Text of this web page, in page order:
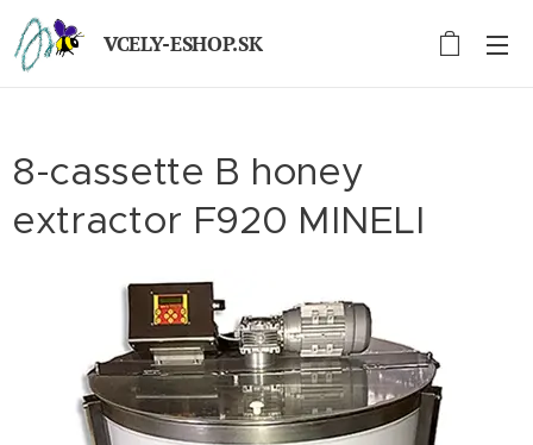
VCELY-ESHOP.SK
8-cassette B honey
extractor F920 MINELI